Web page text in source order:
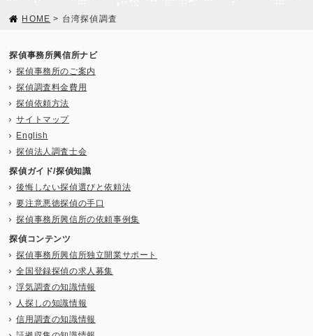
HOME > 台湾探偵調査
探偵事務所興信所ナビ
探偵事務所のご案内
探偵調査料金費用
探偵依頼方法
サイトマップ
English
探偵法人調査士会
探偵ガイド/探偵知識
後悔しない探偵選びと依頼法
要注意悪徳探偵の手口
探偵事務所興信所の依頼事例集
探偵コンテンツ
探偵事務所興信所独立開業サポート
全国登録探偵の求人募集
浮気調査の知識情報
人探しの知識情報
信用調査の知識情報